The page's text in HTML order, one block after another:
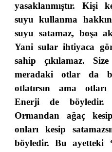
yasaklanmıştır. Kişi
suyu kullanma
suyu satamaz, boşa
Yani sular ihtiyaca
sahip çıkılamaz.
meradaki otlar da
otlatırsın ama otları
Enerji de böyledir.
Ormandan ağaç
onları kesip
böyledir. Bu ayetteki